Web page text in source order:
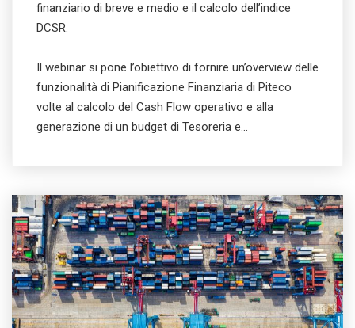
finanziario di breve e medio e il calcolo dell’indice
DCSR.
Il webinar si pone l’obiettivo di fornire un’overview delle
funzionalità di Pianificazione Finanziaria di Piteco
volte al calcolo del Cash Flow operativo e alla
generazione di un budget di Tesoreria e…